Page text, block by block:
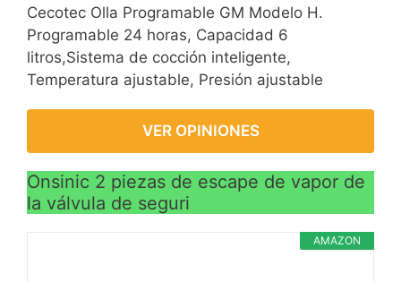
Cecotec Olla Programable GM Modelo H.
Programable 24 horas, Capacidad 6
litros,Sistema de cocción inteligente,
Temperatura ajustable, Presión ajustable
VER OPINIONES
Onsinic 2 piezas de escape de vapor de
la válvula de seguri
AMAZON